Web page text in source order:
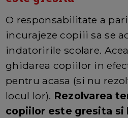
O responsabilitate a
incurajeze copiii sa se
indatoririle scolare.
ghidarea copiilor in
pentru acasa (si nu
locul lor). Rezolvarea
copiilor este gresita si